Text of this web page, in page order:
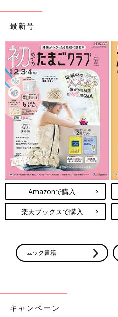
最新号
Amazonで購入
楽天ブックスで購入
ムック書籍
キャンペーン